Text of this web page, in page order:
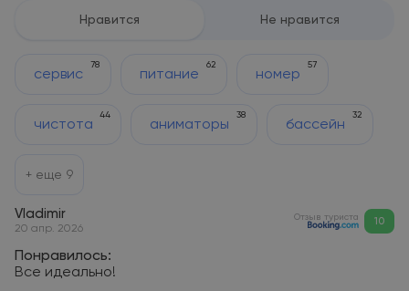
Нравится Не нравится
сервис
78
питание
62
номер
57
чистота
44
аниматоры
38
бассейн
32
+ еще 9
Vladimir
20 апр. 2026
Отзыв туриста 10
Понравилось:
Все идеально!